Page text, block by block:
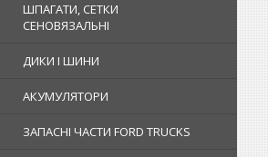
ШПАГАТИ, СЕТКИ
СЕНОВЯЗАЛЬНІ
ДИКИ І ШИНИ
АКУМУЛЯТОРИ
ЗАПАСНІ ЧАСТИ FORD TRUCKS